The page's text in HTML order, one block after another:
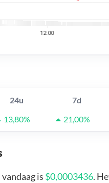
24u 7d
13,80% 21,00%
is $0,0003436.